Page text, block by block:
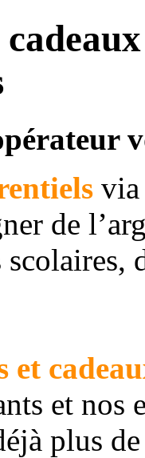
via
de
et
et nos
plus